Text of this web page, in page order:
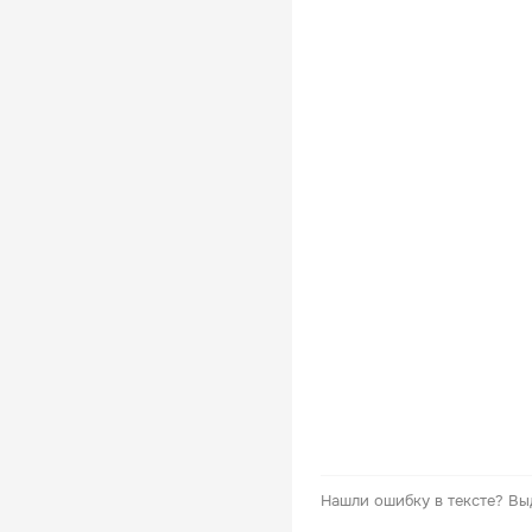
Нашли ошибку в тексте?